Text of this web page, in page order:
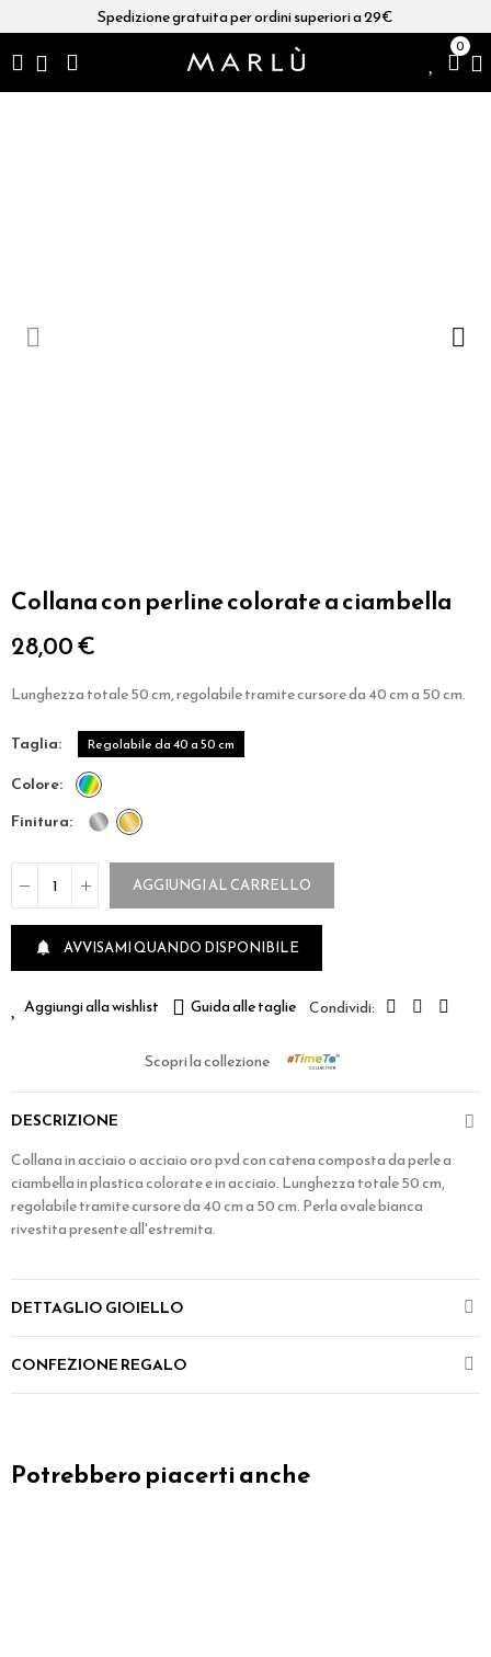
Spedizione gratuita per ordini superiori a 29€
0
Collana con perline colorate a ciambella
28,00 €
Lunghezza totale 50 cm, regolabile tramite cursore da 40 cm a 50 cm.
taglia Regolabile da 40 a 50 cm
colore
finitura
AGGIUNGI AL CARRELLO
 AVVISAMI QUANDO DISPONIBILE
Aggiungi alla wishlist Guida alle taglie
Scopri la collezione
DESCRIZIONE
Collana in acciaio o acciaio oro pvd con catena composta da perle a
ciambella in plastica colorate e in acciaio. Lunghezza totale 50 cm,
regolabile tramite cursore da 40 cm a 50 cm. Perla ovale bianca
rivestita presente all'estremita.
DETTAGLIO GIOIELLO
CONFEZIONE REGALO
Potrebbero piacerti anche